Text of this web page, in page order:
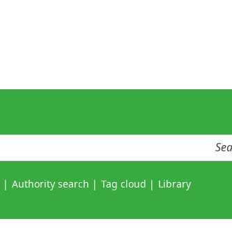
Authority search Tag cloud Library